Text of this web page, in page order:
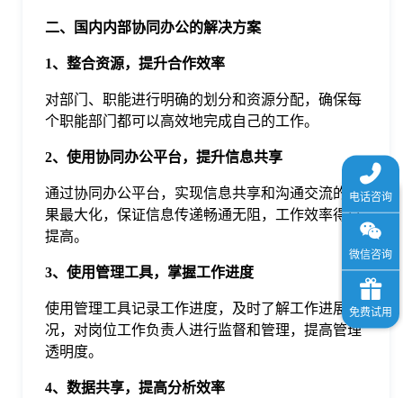
二、国内内部协同办公的解决方案
1、整合资源，提升合作效率
对部门、职能进行明确的划分和资源分配，确保每
个职能部门都可以高效地完成自己的工作。
2、使用协同办公平台，提升信息共享
通过协同办公平台，实现信息共享和沟通交流的效
果最大化，保证信息传递畅通无阻，工作效率得以
提高。
3、使用管理工具，掌握工作进度
使用管理工具记录工作进度，及时了解工作进展情
况，对岗位工作负责人进行监督和管理，提高管理
透明度。
4、数据共享，提高分析效率